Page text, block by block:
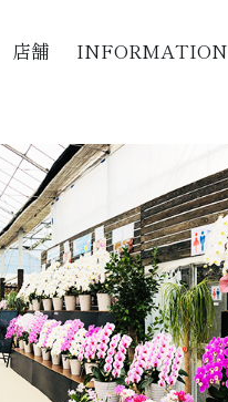
店舗 INFORMATION